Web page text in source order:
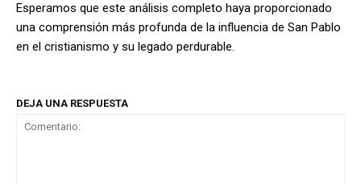
Esperamos que este análisis completo haya proporcionado
una comprensión más profunda de la influencia de San Pablo
en el cristianismo y su legado perdurable.
DEJA UNA RESPUESTA